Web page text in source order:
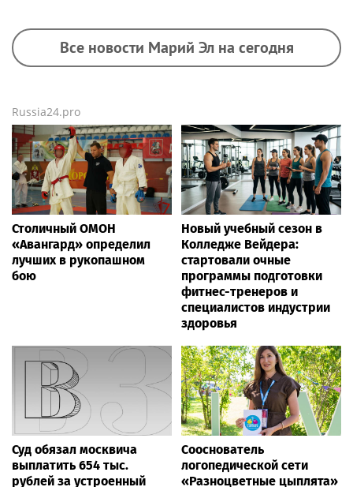
Все новости Марий Эл на сегодня
Russia24.pro
Столичный ОМОН
«Авангард» определил
лучших в рукопашном
бою
Новый учебный сезон в
Колледже Вейдера:
стартовали очные
программы подготовки
фитнес-тренеров и
специалистов индустрии
здоровья
Суд обязал москвича
выплатить 654 тыс.
рублей за устроенный
Сооснователь
логопедической сети
«Разноцветные цыплята»